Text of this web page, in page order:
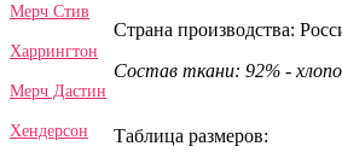
Мерч Стив
Харрингтон
Мерч Дастин
Хендерсон
Страна производства:
Состав ткани: 92% -
Таблица размеров: